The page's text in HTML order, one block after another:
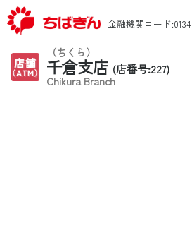
金融機関コード:0134
（ちくら）
千倉支店 (店番号:227)
Chikura Branch